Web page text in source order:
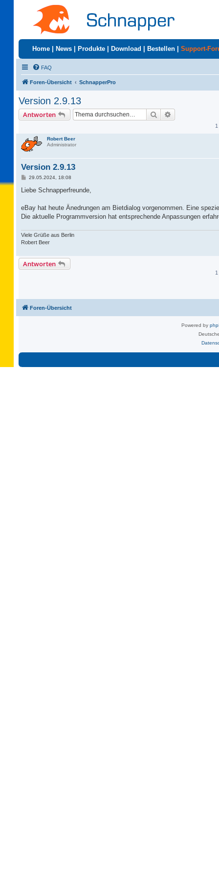
Home News Produkte Download Bestellen Support-
FAQ
Foren-Übersicht SchnapperPro
Version 2.9.13
Antworten Suche
Robert Beer
Administrator
Version 2.9.13
B
i
a
29.05.2024, 18:08
Liebe Schnapperfreunde,
eBay hat heute Änedrungen am Bietdialog vorgenommen. Eine
Die aktuelle Programmversion hat entsprechende Anpassungen
Viele Grüße aus Berlin
Robert Beer
Antworten
Foren-Übersicht
Powered by